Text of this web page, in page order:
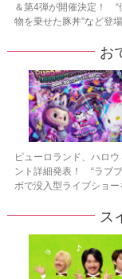
＆第4弾が開催決定！ “
物を乗せた豚丼”など登
お
ピューロランド、ハロ
ント詳細発表！ “ラブブ
ボで没入型ライブショー
ス